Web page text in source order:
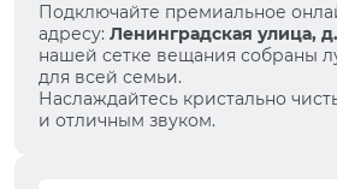
Подключайте премиальное
адресу: Ленинградская улица,
нашей сетке вещания собраны
для всей семьи.
Наслаждайтесь кристально
и отличным звуком.